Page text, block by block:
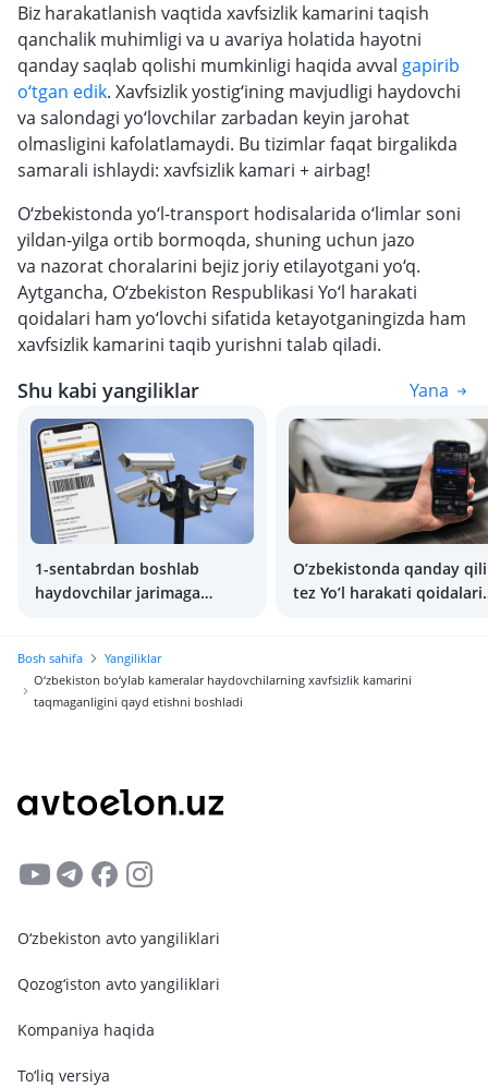
Biz harakatlanish vaqtida xavfsizlik kamarini taqish
qanchalik muhimligi va u avariya holatida hayotni
qanday saqlab qolishi mumkinligi haqida avval gapirib
o‘tgan edik. Xavfsizlik yostig‘ining mavjudligi haydovchi
va salondagi yo‘lovchilar zarbadan keyin jarohat
olmasligini kafolatlamaydi. Bu tizimlar faqat birgalikda
samarali ishlaydi: xavfsizlik kamari + airbag!
O‘zbekistonda yo‘l-transport hodisalarida o‘limlar soni
yildan-yilga ortib bormoqda, shuning uchun jazo
va nazorat choralarini bejiz joriy etilayotgani yo‘q.
Aytgancha, O‘zbekiston Respublikasi Yo‘l harakati
qoidalari ham yo‘lovchi sifatida ketayotganingizda ham
xavfsizlik kamarini taqib yurishni talab qiladi.
Shu kabi yangiliklar Yana
1-sentabrdan boshlab
haydovchilar jarimaga
O’zbekistonda qanday
tez Yo’l harakati qoidalari
Bosh sahifa
Yangiliklar
O‘zbekiston bo‘ylab kameralar haydovchilarning xavfsizlik kamarini
taqmaganligini qayd etishni boshladi
O‘zbekiston avto yangiliklari
Qozog‘iston avto yangiliklari
Kompaniya haqida
To‘liq versiya